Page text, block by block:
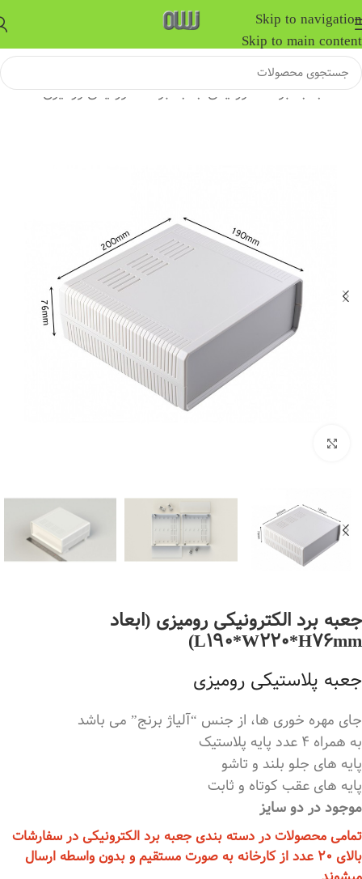
Skip to navigation
Skip to main content
خانه/جعبه برد الکترونیکی/جعبه برد الکترونیکی رومیزی
جعبه برد الکترونیکی رومیزی (ابعاد
L190*W220*H76mm)
جعبه پلاستیکی رومیزی
جای مهره خوری ها، از جنس “آلیاژ برنج” می باشد
به همراه 4 عدد پایه پلاستیک
پایه های جلو بلند و تاشو
پایه های عقب کوتاه و ثابت
موجود در دو سایز
تمامی محصولات در دسته بندی جعبه برد الکترونیکی در سفارشات
بالای 20 عدد از کارخانه به صورت مستقیم و بدون واسطه ارسال